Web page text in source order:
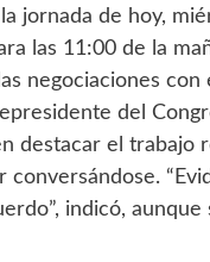
jornada de hoy,
las 11:00 de la
negociaciones con
del
destacar el trabajo
conversándose.
indicó,